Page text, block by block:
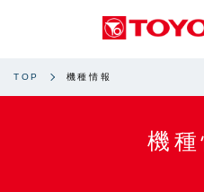
TOP 機種情報
機種